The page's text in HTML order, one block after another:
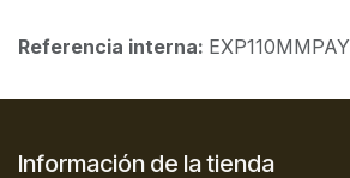
Referencia interna: EXP110MMPAY
Información de la tienda